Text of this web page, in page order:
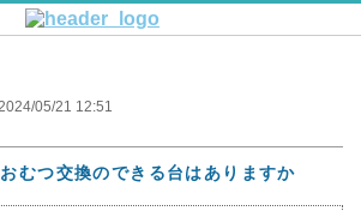
05/21 12:51
むつ交換のできる台はありますか